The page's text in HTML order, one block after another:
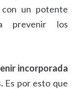
un potente
prevenir los
incorporada
Es por esto que